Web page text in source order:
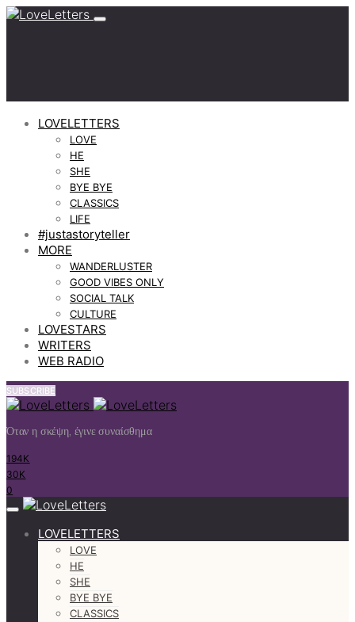
LOVELETTERS
LOVE
HE
SHE
BYE BYE
CLASSICS
LIFE
#justastoryteller
MORE
WANDERLUSTER
GOOD VIBES ONLY
SOCIAL TALK
CULTURE
LOVESTARS
WRITERS
WEB RADIO
SUBSCRIBE
Όταν η σκέψη, έγινε συναίσθημα
194K
30K
0
LOVELETTERS
LOVE
HE
SHE
BYE BYE
CLASSICS